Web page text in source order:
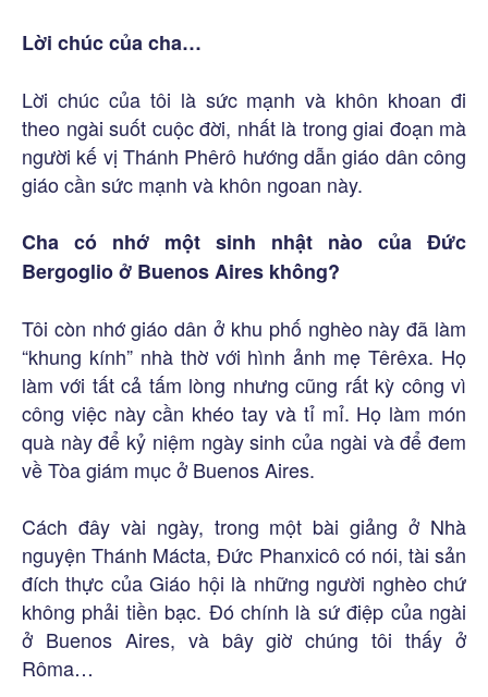
Lời chúc của cha…
Lời chúc của tôi là sức mạnh và khôn khoan đi
theo ngài suốt cuộc đời, nhất là trong giai đoạn mà
người kế vị Thánh Phêrô hướng dẫn giáo dân công
giáo cần sức mạnh và khôn ngoan này.
Cha có nhớ một sinh nhật nào của Đức
Bergoglio ở Buenos Aires không?
Tôi còn nhớ giáo dân ở khu phố nghèo này đã làm
“khung kính” nhà thờ với hình ảnh mẹ Têrêxa. Họ
làm với tất cả tấm lòng nhưng cũng rất kỳ công vì
công việc này cần khéo tay và tỉ mỉ. Họ làm món
quà này để kỷ niệm ngày sinh của ngài và để đem
về Tòa giám mục ở Buenos Aires.
Cách đây vài ngày, trong một bài giảng ở Nhà
nguyện Thánh Mácta, Đức Phanxicô có nói, tài sản
đích thực của Giáo hội là những người nghèo chứ
không phải tiền bạc. Đó chính là sứ điệp của ngài
ở Buenos Aires, và bây giờ chúng tôi thấy ở
Rôma…